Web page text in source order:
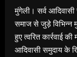
मुंगेली। सर्व
समाज से जुड़े विभिन्न
हुए त्वरित कार्रवाई
आदिवासी समुदाय के